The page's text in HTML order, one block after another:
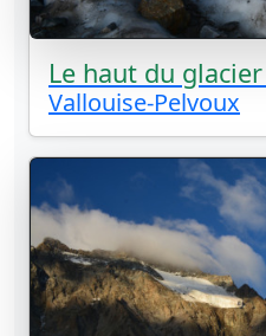
Le haut du
Vallouise-Pelvoux